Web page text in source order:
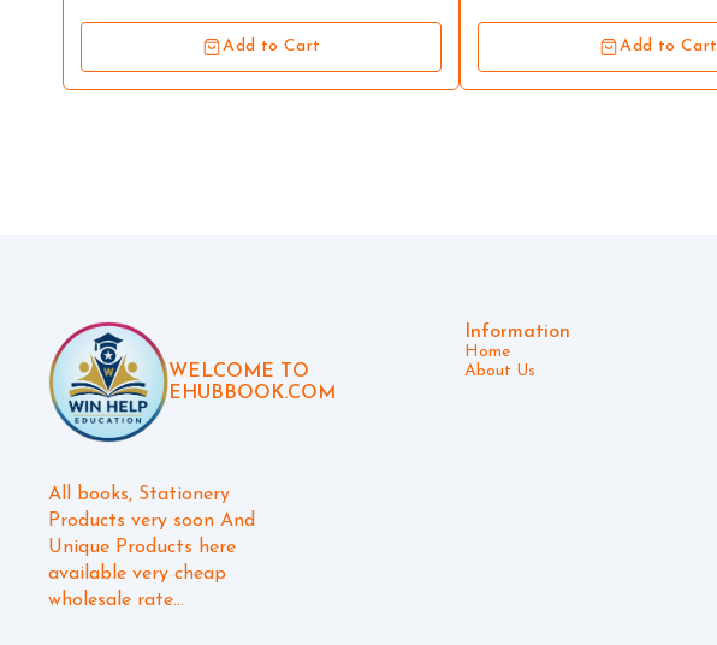
Add to Cart Add to Cart
WELCOME TO
EHUBBOOK.COM
All books, Stationery
Products very soon And
Unique Products here
available very cheap
wholesale rate...
Information
Home
About Us